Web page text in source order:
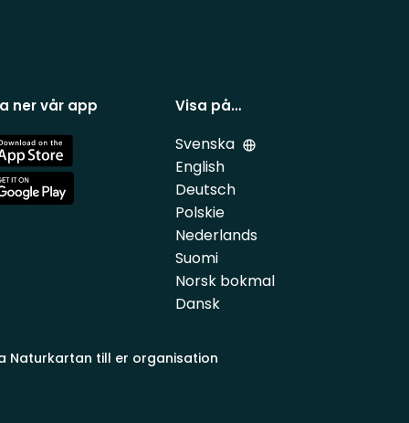
ner vår app Visa på…
Svenska
English
Deutsch
Polskie
Nederlands
Suomi
Norsk bokmal
Dansk
Naturkartan till er organisation